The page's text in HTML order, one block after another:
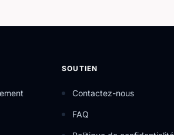
SOUTIEN
Contactez-nous
FAQ